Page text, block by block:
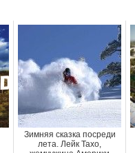
Зимняя сказка посреди
лета. Лейк Тахо,